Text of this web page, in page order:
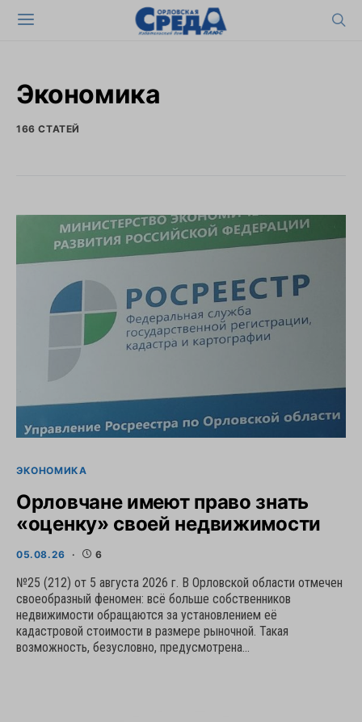
Экономика
166 СТАТЕЙ
ЭКОНОМИКА
Орловчане имеют право знать
«оценку» своей недвижимости
05.08.26 6
№25 (212) от 5 августа 2026 г. В Орловской области отмечен
своеобразный феномен: всё больше собственников
недвижимости обращаются за установлением её
кадастровой стоимости в размере рыночной. Такая
возможность, безусловно, предусмотрена…